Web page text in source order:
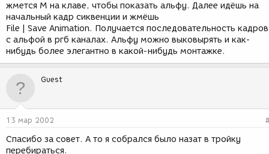
жмется M на клаве, чтобы показать альфу. Далее идёшь на
начальный кадр сиквенции и жмёшь
File | Save Animation. Получается последовательность кадров
с альфой в ргб каналах. Альфу можно выковырять и как-
нибудь более элегантно в какой-нибудь монтажке.
Guest
13 мар 2002
Спасибо за совет. А то я собрался было назат в тройку
перебираться.